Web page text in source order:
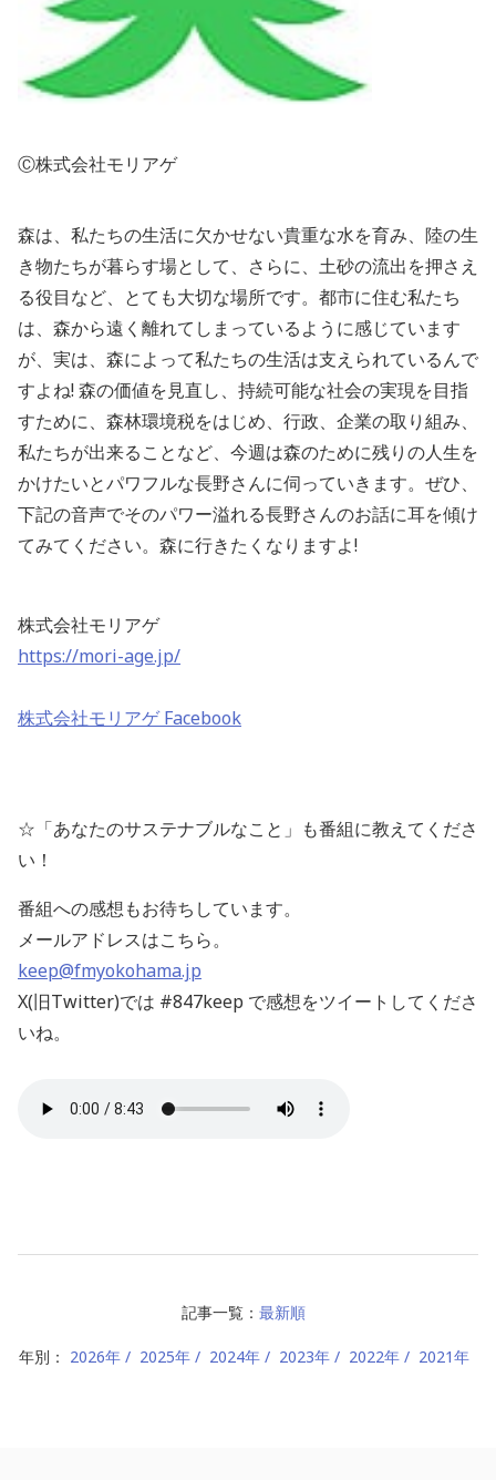
Ⓒ株式会社モリアゲ
森は、私たちの生活に欠かせない貴重な水を育み、陸の生
き物たちが暮らす場として、さらに、土砂の流出を押さえ
る役目など、とても大切な場所です。都市に住む私たち
は、森から遠く離れてしまっているように感じています
が、実は、森によって私たちの生活は支えられているんで
すよね! 森の価値を見直し、持続可能な社会の実現を目指
すために、森林環境税をはじめ、行政、企業の取り組み、
私たちが出来ることなど、今週は森のために残りの人生を
かけたいとパワフルな長野さんに伺っていきます。ぜひ、
下記の音声でそのパワー溢れる長野さんのお話に耳を傾け
てみてください。森に行きたくなりますよ!
株式会社モリアゲ
https://mori-age.jp/
株式会社モリアゲ Facebook
☆「あなたのサステナブルなこと」も番組に教えてくださ
い！
番組への感想もお待ちしています。
メールアドレスはこちら。
keep@fmyokohama.jp
X(旧Twitter)では #847keep で感想をツイートしてくださ
いね。
記事一覧： 最新順
年別： 2026年 2025年 2024年 2023年 2022年 2021年